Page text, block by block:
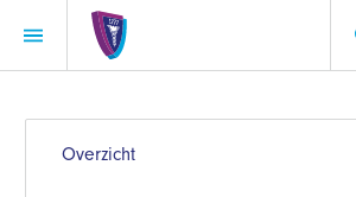
Overzicht